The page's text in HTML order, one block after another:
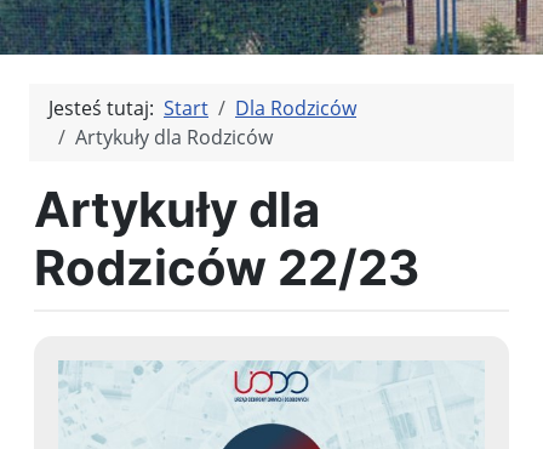
Jesteś tutaj: Start
Dla Rodziców
Artykuły dla Rodziców
Artykuły dla
Rodziców 22/23